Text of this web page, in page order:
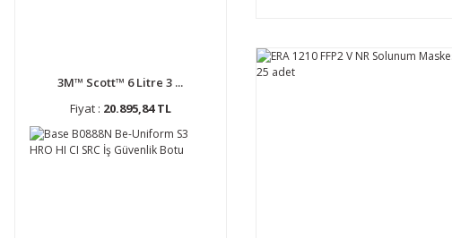
3M™ Scott™ 6 Litre 3 ...
Fiyat : 20.895,84 TL